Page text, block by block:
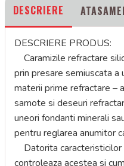
DESCRIERE
DESCRIERE PRODUS:
Caramizile refractare
prin presare semiuscata
materii prime refractare –
samote si deseuri
uneori fondanti minerali
pentru reglarea anumitor
Datorita caracteristicilor
controleaza acestea si